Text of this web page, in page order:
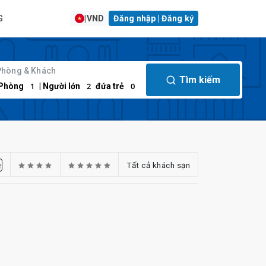
VND Đăng nhập | Đăng ký
& Khách
Phòng
1 | Người lớn 2 đứa trẻ 0
Tìm kiếm
Tất cả khách sạn